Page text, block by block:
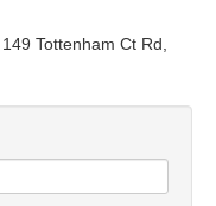
Tottenham Ct Rd,